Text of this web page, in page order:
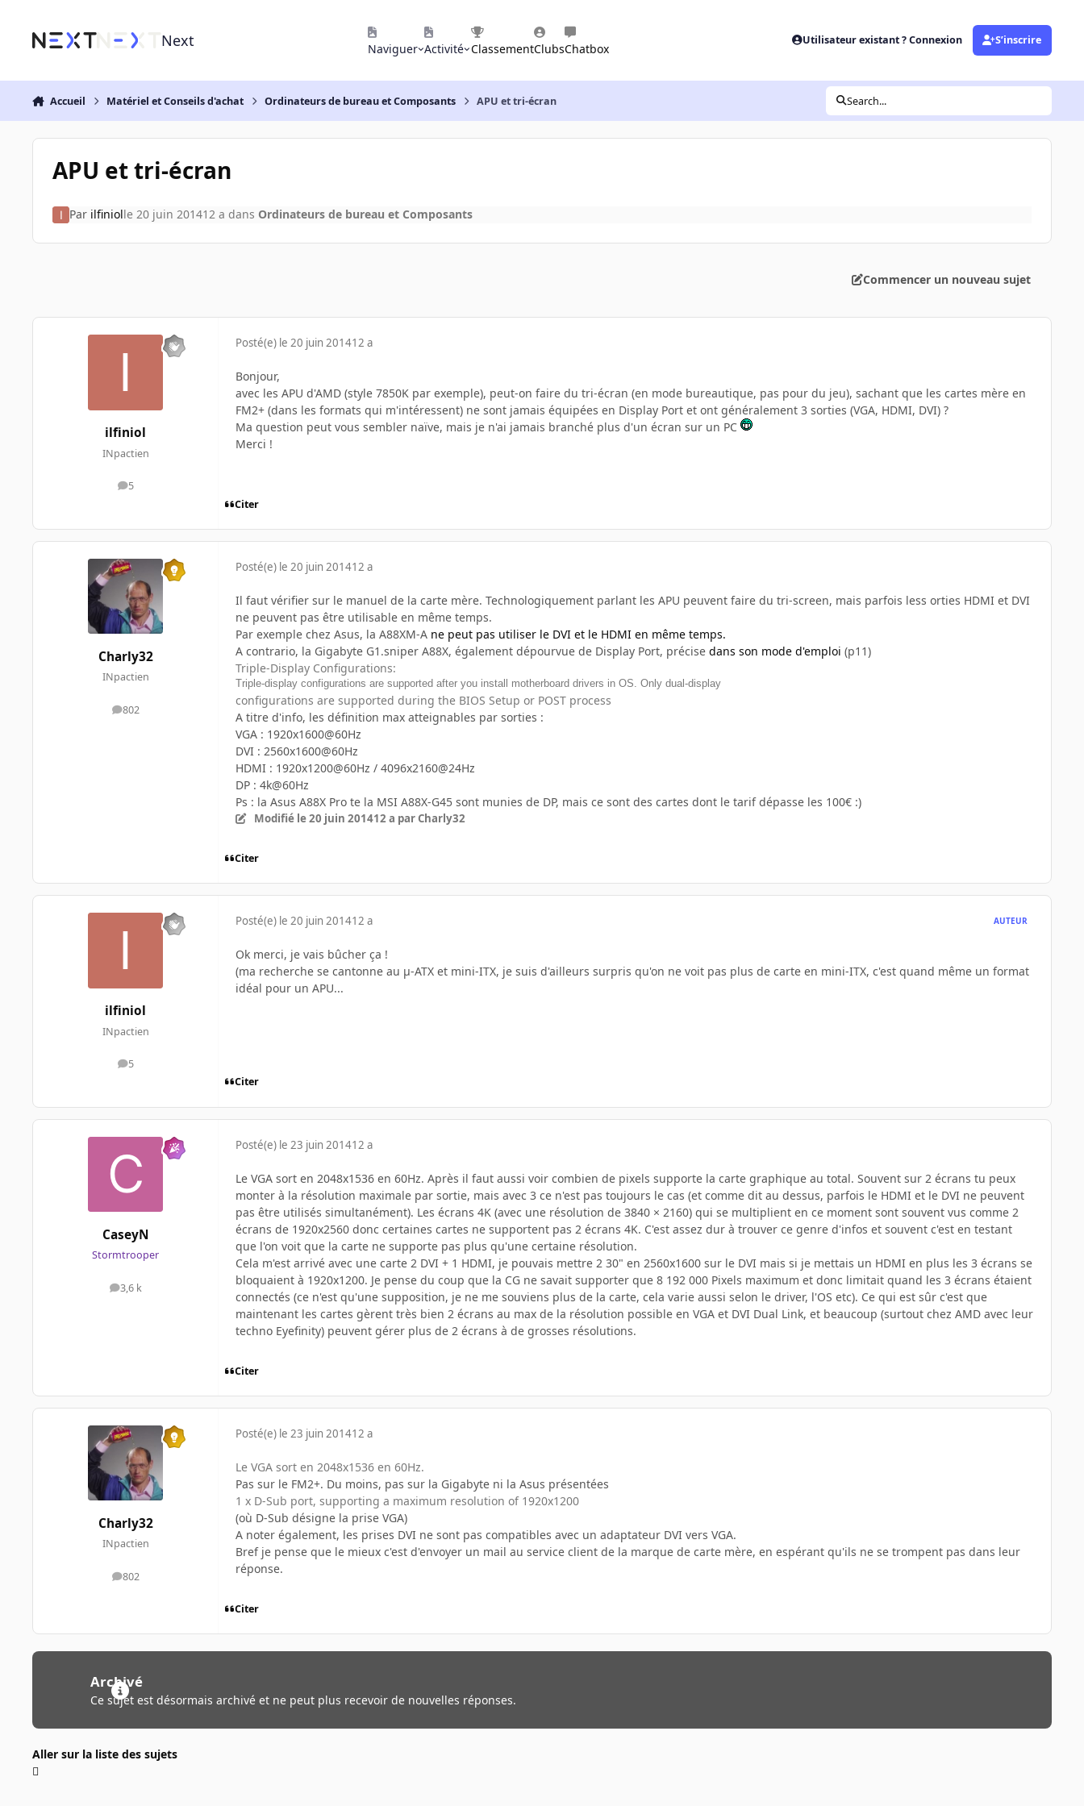
Next Naviguer Activité ClassementClubsChatbox
Utilisateur existant ? Connexion S’inscrire
Accueil Matériel et Conseils d'achat Ordinateurs de bureau et Composants APU et tri-écran Search...
APU et tri-écran
Par ilfiniolle 20 juin 201412 a dans Ordinateurs de bureau et Composants
Commencer un nouveau sujet
ilfiniol
INpactien
5
messages
Posté(e) le 20 juin 201412 a
Bonjour,
avec les APU d'AMD (style 7850K par exemple), peut-on faire du tri-écran (en mode bureautique, pas pour du jeu), sachant que les cartes mère en
FM2+ (dans les formats qui m'intéressent) ne sont jamais équipées en Display Port et ont généralement 3 sorties (VGA, HDMI, DVI) ?
Ma question peut vous sembler naïve, mais je n'ai jamais branché plus d'un écran sur un PC
Merci !
Citer
Charly32
INpactien
802
messages
Posté(e) le 20 juin 201412 a
Il faut vérifier sur le manuel de la carte mère. Technologiquement parlant les APU peuvent faire du tri-screen, mais parfois less orties HDMI et DVI
ne peuvent pas être utilisable en même temps.
Par exemple chez Asus, la A88XM-A ne peut pas utiliser le DVI et le HDMI en même temps.
A contrario, la Gigabyte G1.sniper A88X, également dépourvue de Display Port, précise dans son mode d'emploi (p11)
Triple-Display Configurations:
Triple-display configurations are supported after you install motherboard drivers in OS. Only dual-display
configurations are supported during the BIOS Setup or POST process
A titre d'info, les définition max atteignables par sorties :
VGA : 1920x1600@60Hz
DVI : 2560x1600@60Hz
HDMI : 1920x1200@60Hz / 4096x2160@24Hz
DP : 4k@60Hz
Ps : la Asus A88X Pro te la MSI A88X-G45 sont munies de DP, mais ce sont des cartes dont le tarif dépasse les 100€ :)
Modifié le 20 juin 201412 a par Charly32
Citer
ilfiniol
INpactien
5
messages
Posté(e) le 20 juin 201412 a AUTEUR
Ok merci, je vais bûcher ça !
(ma recherche se cantonne au µ-ATX et mini-ITX, je suis d'ailleurs surpris qu'on ne voit pas plus de carte en mini-ITX, c'est quand même un format
idéal pour un APU...
Citer
CaseyN
Stormtrooper
3,6 k
messages
Posté(e) le 23 juin 201412 a
Le VGA sort en 2048x1536 en 60Hz. Après il faut aussi voir combien de pixels supporte la carte graphique au total. Souvent sur 2 écrans tu peux
monter à la résolution maximale par sortie, mais avec 3 ce n'est pas toujours le cas (et comme dit au dessus, parfois le HDMI et le DVI ne peuvent
pas être utilisés simultanément). Les écrans 4K (avec une résolution de 3840 × 2160) qui se multiplient en ce moment sont souvent vus comme 2
écrans de 1920x2560 donc certaines cartes ne supportent pas 2 écrans 4K. C'est assez dur à trouver ce genre d'infos et souvent c'est en testant
que l'on voit que la carte ne supporte pas plus qu'une certaine résolution.
Cela m'est arrivé avec une carte 2 DVI + 1 HDMI, je pouvais mettre 2 30" en 2560x1600 sur le DVI mais si je mettais un HDMI en plus les 3 écrans se
bloquaient à 1920x1200. Je pense du coup que la CG ne savait supporter que 8 192 000 Pixels maximum et donc limitait quand les 3 écrans étaient
connectés (ce n'est qu'une supposition, je ne me souviens plus de la carte, cela varie aussi selon le driver, l'OS etc). Ce qui est sûr c'est que
maintenant les cartes gèrent très bien 2 écrans au max de la résolution possible en VGA et DVI Dual Link, et beaucoup (surtout chez AMD avec leur
techno Eyefinity) peuvent gérer plus de 2 écrans à de grosses résolutions.
Citer
Charly32
INpactien
802
messages
Posté(e) le 23 juin 201412 a
Le VGA sort en 2048x1536 en 60Hz.
Pas sur le FM2+. Du moins, pas sur la Gigabyte ni la Asus présentées
1 x D-Sub port, supporting a maximum resolution of 1920x1200
(où D-Sub désigne la prise VGA)
A noter également, les prises DVI ne sont pas compatibles avec un adaptateur DVI vers VGA.
Bref je pense que le mieux c'est d'envoyer un mail au service client de la marque de carte mère, en espérant qu'ils ne se trompent pas dans leur
réponse.
Citer
Archivé
Ce sujet est désormais archivé et ne peut plus recevoir de nouvelles réponses.
Aller sur la liste des sujets